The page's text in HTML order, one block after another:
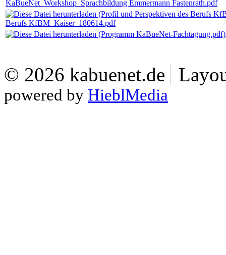
KaBueNet_Workshop_Sprachbildung Emmermann Fastenrath.pdf
Berufs KfBM_Kaiser_180614.pdf
© 2026 kabuenet.de
powered by HieblMedia